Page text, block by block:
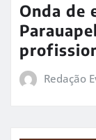
Onda de
Redação